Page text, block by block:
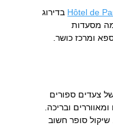
Hôtel de בדירוג
מסעדות
ומרכז כושר.
צעדים ספורים
ובריכה.
שיקול סופר חשוב